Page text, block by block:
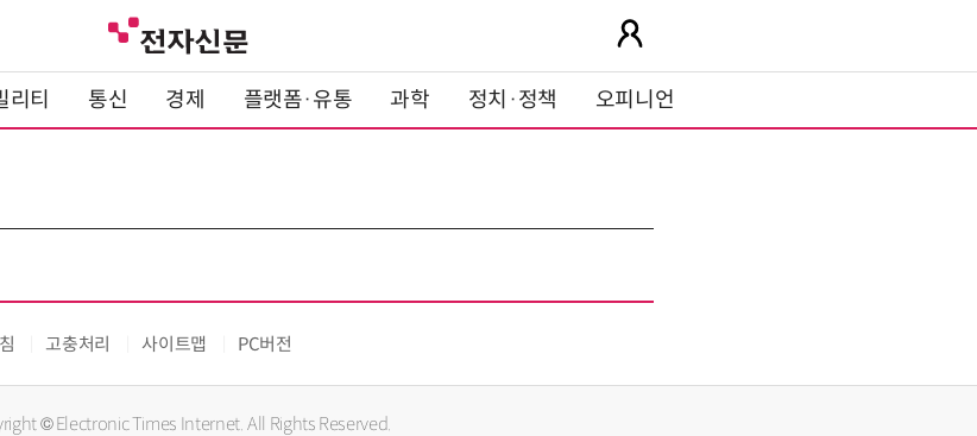
리티 통신 경제 플랫폼·유통 과학 정치·정책 오피니언
고충처리 사이트맵 PC버전
© Electronic Times Internet. All Rights Reserved.